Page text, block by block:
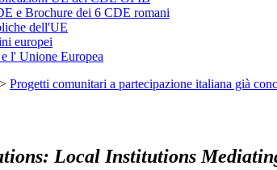
e Brochure dei 6 CDE romani
dell'UE
europei
l' Unione Europea
> Progetti comunitari a partecipazione italiana già
Local Institutions